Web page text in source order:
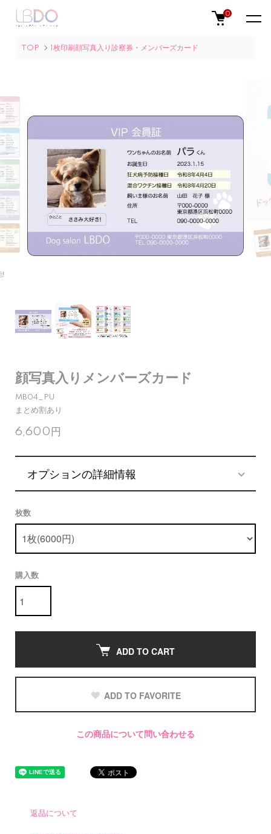
0
TOP 1枚印刷顔写真入り診察券・メンバーズカード
顔写真入りメンバーズカード
MB04_PU
まとめ割あり
6,600円
オプションの詳細情報
枚数
購入数
ADD TO CART
ADD TO FAVORITE
この商品について問い合わせる
返品について